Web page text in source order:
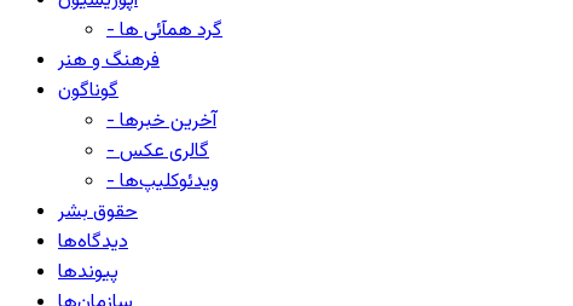
- گرد همآئی ها
فرهنگ و هنر
گوناگون
- آخرین خبرها
- گالری عکس
- ویدئوکلیپ‌ها
حقوق بشر
دیدگاه‌ها
پیوندها